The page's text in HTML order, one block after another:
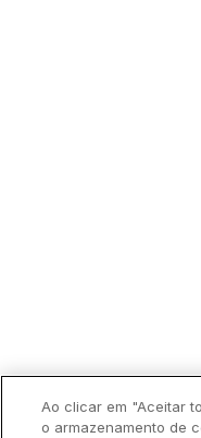
Ao clicar em "Aceitar
o armazenamento de